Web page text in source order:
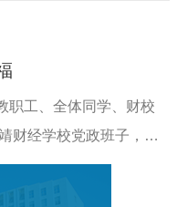
职工、全体同学、财校
财经学校党政班子，代
体同学、财校校友、社
候，感..